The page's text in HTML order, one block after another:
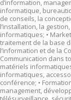
d’information,
informatique,
de conseils, la
l’installation, la
informatiques; •
traitement de la base
l’information et de la
Communication dans
matériels
informatiques,
conférence; •
management,